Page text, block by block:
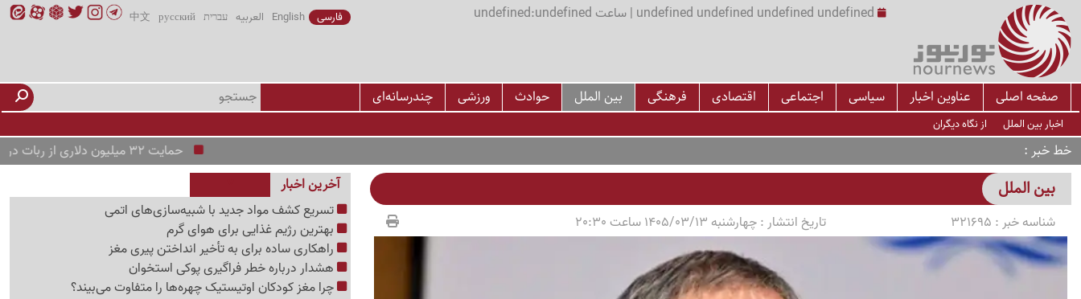
undefined undefined undefined undefined | ساعت undefined:undefined فارسی English العربیه עברית русский
中文
صفحه اصلی عناوین اخبار سیاسی اجتماعی اقتصادی فرهنگی بین الملل حوادث ورزشی چندرسانه‌ای
اخبار بین الملل از نگاه دیگران
خط خبر حمایت 32 میلیون دلاری از ربات درمانگر سکته مغزی
بین الملل
شناسه خبر : 321695 تاریخ انتشار :چهارشنبه 1405/03/13 ساعت 20:30
آخرین اخبار
تسریع کشف مواد جدید با شبیه‌سازی‌های اتمی
بهترین رژیم غذایی برای هوای گرم
راهکاری ساده برای به تأخیر انداختن پیری مغز
هشدار درباره خطر فراگیری پوکی استخوان
چرا مغز کودکان اوتیستیک چهره‌ها را متفاوت می‌بیند؟